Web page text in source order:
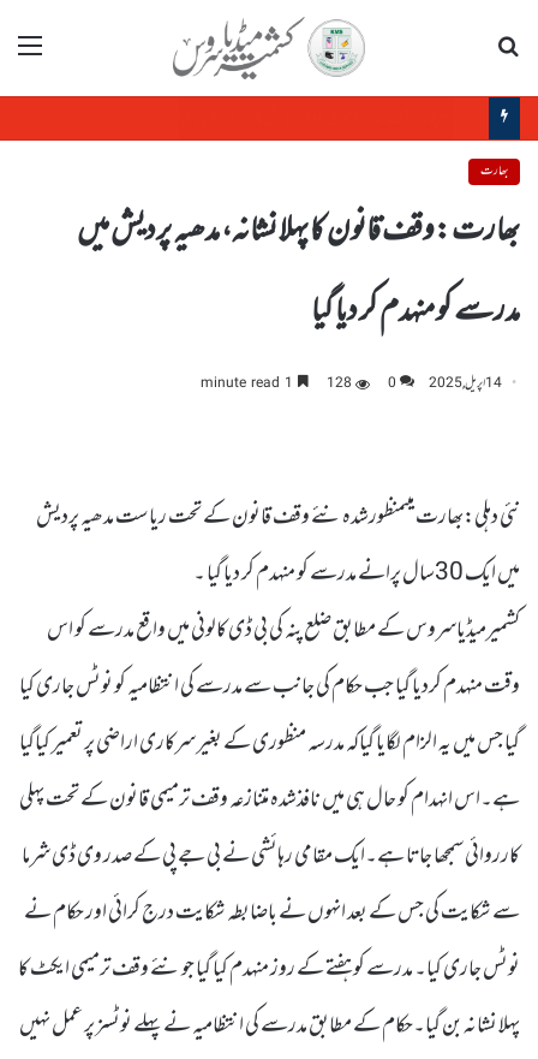
مینو
بھارت
بھارت :وقف قانون کا پہلا نشانہ، مدھیہ پردیش میں
مدرسے کو منہدم کر دیا گیا
14 اپریل, 2025 0
128
نئی دہلی:بھارت میںمنظورشدہ نئے وقف قانون کے تحت ریاست مدھیہ پردیش
میں ایک 30سال پرانے مدرسے کو منہدم کر دیا گیا ۔
کشمیرمیڈیاسروس کے مطابق ضلع پنہ کی بی ڈی کالونی میں واقع مدرسے کو اس
وقت منہدم کردیا گیا جب حکام کی جانب سے مدرسے کی انتظامیہ کو نوٹس جاری کیا
گیا جس میں یہ الزام لگایا گیاکہ مدرسہ منظوری کے بغیر سرکاری اراضی پر تعمیر کیاگیا
ہے۔اس انہدام کو حال ہی میں نافذشدہ متنازعہ وقف ترمیمی قانون کے تحت پہلی
کارروائی سمجھا جاتا ہے۔ایک مقامی رہائشی نے بی جے پی کے صدر وی ڈی شرما
سے شکایت کی جس کے بعد انہوں نے باضابطہ شکایت درج کرائی اور حکام نے
نوٹس جاری کیا۔ مدرسے کو ہفتے کے روز منہدم کیا گیا جو نئے وقف ترمیمی ایکٹ کا
پہلا نشانہ بن گیا۔حکام کے مطابق مدرسے کی انتظامیہ نے پہلے نوٹسز پر عمل نہیں